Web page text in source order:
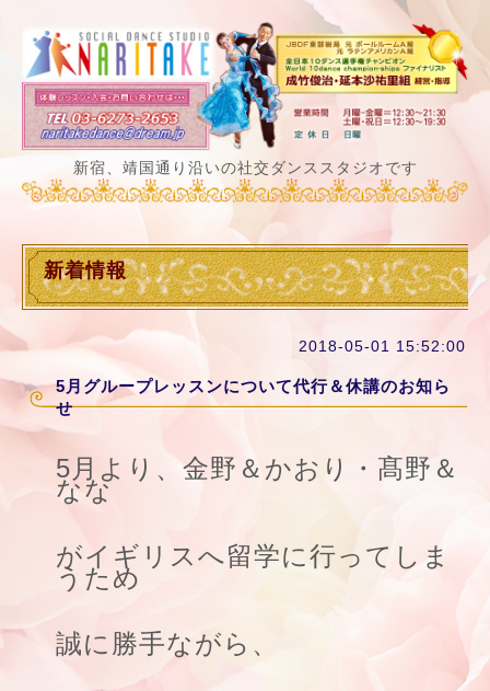
新宿、靖国通り沿いの社交ダンススタジオです
新着情報
2018-05-01 15:52:00
5月グループレッスンについて代行＆休講のお知ら
せ
5月より、金野＆かおり・髙野＆
なな
がイギリスへ留学に行ってしま
うため
誠に勝手ながら、